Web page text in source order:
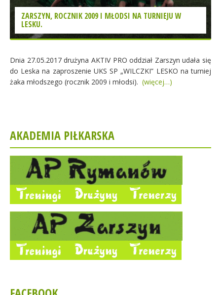
ZARSZYN, ROCZNIK 2009 I MŁODSI NA TURNIEJU W
LESKU.
Dnia 27.05.2017 drużyna AKTIV PRO oddział Zarszyn udała się
do Leska na zaproszenie UKS SP „WILCZKI” LESKO na turniej
żaka młodszego (rocznik 2009 i młodsi). (więcej…)
AKADEMIA PIŁKARSKA